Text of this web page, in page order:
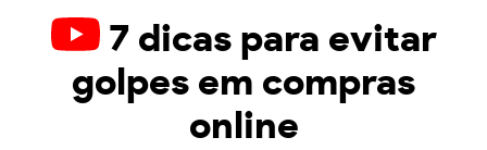
7 dicas para evitar
golpes em compras
online